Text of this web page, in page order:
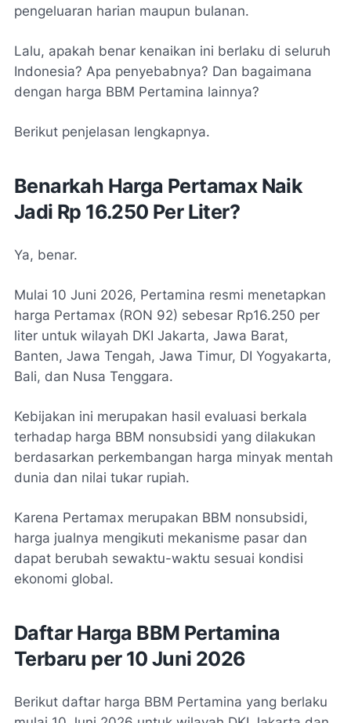
pengeluaran harian maupun bulanan.
Lalu, apakah benar kenaikan ini berlaku di seluruh
Indonesia? Apa penyebabnya? Dan bagaimana
dengan harga BBM Pertamina lainnya?
Berikut penjelasan lengkapnya.
Benarkah Harga Pertamax Naik
Jadi Rp 16.250 Per Liter?
Ya, benar.
Mulai 10 Juni 2026, Pertamina resmi menetapkan
harga Pertamax (RON 92) sebesar Rp16.250 per
liter untuk wilayah DKI Jakarta, Jawa Barat,
Banten, Jawa Tengah, Jawa Timur, DI Yogyakarta,
Bali, dan Nusa Tenggara.
Kebijakan ini merupakan hasil evaluasi berkala
terhadap harga BBM nonsubsidi yang dilakukan
berdasarkan perkembangan harga minyak mentah
dunia dan nilai tukar rupiah.
Karena Pertamax merupakan BBM nonsubsidi,
harga jualnya mengikuti mekanisme pasar dan
dapat berubah sewaktu-waktu sesuai kondisi
ekonomi global.
Daftar Harga BBM Pertamina
Terbaru per 10 Juni 2026
Berikut daftar harga BBM Pertamina yang berlaku